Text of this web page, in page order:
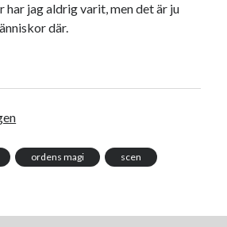
har jag aldrig varit, men det är ju
där.
ordens magi scen